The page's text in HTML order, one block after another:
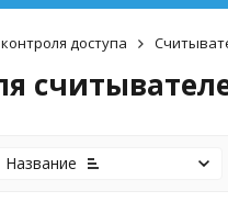
доступа
Название